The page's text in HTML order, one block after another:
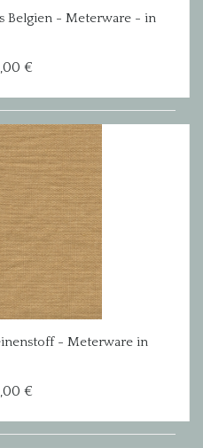
Belgien - Meterware - in
€
- Meterware in
€